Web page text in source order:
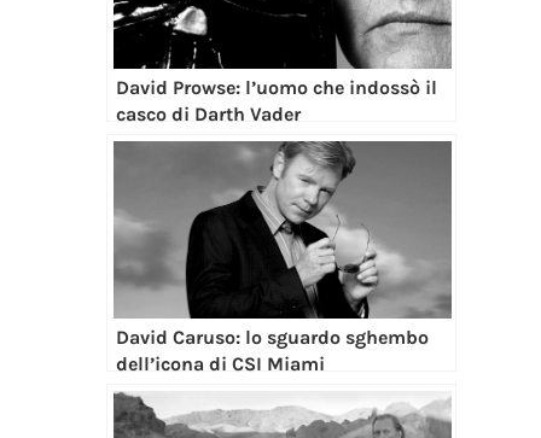
David Prowse: l’uomo che indossò il
casco di Darth Vader
David Caruso: lo sguardo sghembo
dell’icona di CSI Miami